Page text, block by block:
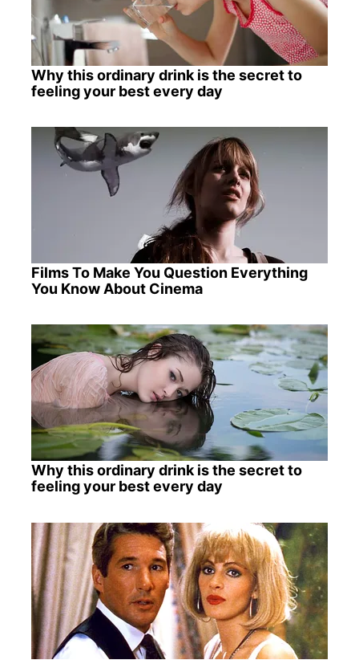
Why this ordinary drink is the secret to
feeling your best every day
Films To Make You Question Everything
You Know About Cinema
Why this ordinary drink is the secret to
feeling your best every day